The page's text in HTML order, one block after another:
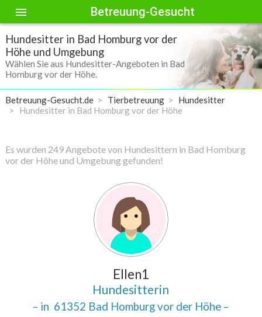
menu Betreuung-Gesucht
Hundesitter in Bad Homburg vor der
Höhe und Umgebung
Wählen Sie aus Hundesitter-Angeboten in Bad
Homburg vor der Höhe.
Betreuung-Gesucht.de Tierbetreuung
Hundesitter
Hundesitter in Bad Homburg vor der Höhe
Es wurden 249 Angebote von Hundesittern in Bad Homburg
vor der Höhe und Umgebung gefunden!
Ellen1
Hundesitterin
– in 61352 Bad Homburg vor der Höhe –